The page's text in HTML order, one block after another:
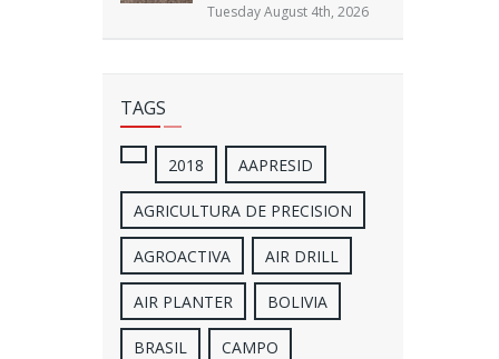
Tuesday August 4th, 2026
TAGS
2018 AAPRESID
AGRICULTURA DE PRECISION
AGROACTIVA AIR DRILL
AIR PLANTER BOLIVIA
BRASIL CAMPO